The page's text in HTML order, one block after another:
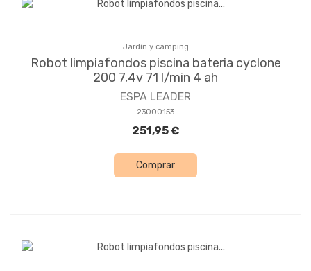
Jardín y camping
Robot limpiafondos piscina bateria cyclone
200 7,4v 71 l/min 4 ah
ESPA LEADER
23000153
251,95 €
Comprar